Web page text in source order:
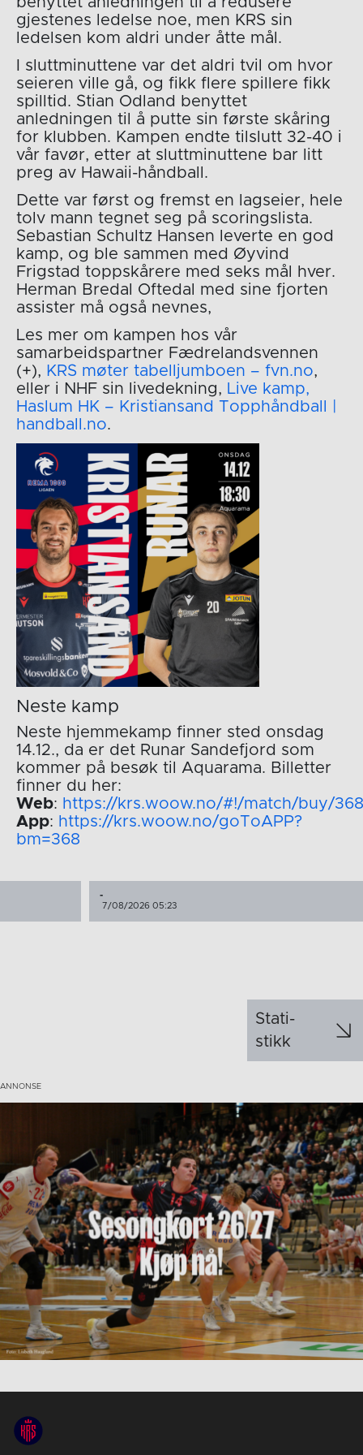
gjestenes ledelse noe, men KRS sin
ledelsen kom aldri under åtte mål.
I sluttminuttene var det aldri tvil om hvor
seieren ville gå, og fikk flere spillere fikk
spilltid. Stian Odland benyttet
anledningen til å putte sin første skåring
for klubben. Kampen endte tilslutt 32-40 i
vår favør, etter at sluttminuttene bar litt
preg av Hawaii-håndball.
Dette var først og fremst en lagseier, hele
tolv mann tegnet seg på scoringslista.
Sebastian Schultz Hansen leverte en god
kamp, og ble sammen med Øyvind
Frigstad toppskårere med seks mål hver.
Herman Bredal Oftedal med sine fjorten
assister må også nevnes,
Les mer om kampen hos vår
samarbeidspartner Fædrelandsvennen
(+), KRS møter tabelljumboen – fvn.no,
eller i NHF sin livedekning, Live kamp,
Haslum HK – Kristiansand Topphåndball |
handball.no.
Neste kamp
Neste hjemmekamp finner sted onsdag
14.12., da er det Runar Sandefjord som
kommer på besøk til Aquarama. Billetter
finner du her:
Web: https://krs.woow.no/#!/match/buy/368
App: https://krs.woow.no/goToAPP?
bm=368
-
7/08/2026 05:23
Stati­
stikk